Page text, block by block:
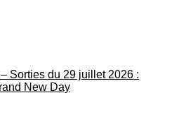
Sorties du 29 juillet 2026 :
New Day